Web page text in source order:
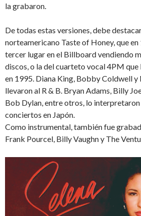
la grabaron.
De todas estas versiones, debe
norteamericano Taste of Honey, que
tercer lugar en el Billboard vendiendo
discos, o la del cuarteto vocal 4PM que
en 1995. Diana King, Bobby Coldwell y
llevaron al R & B. Bryan Adams, Billy
Bob Dylan, entre otros, lo
conciertos en Japón.
Como instrumental, también fue
Frank Pourcel, Billy Vaughn y The